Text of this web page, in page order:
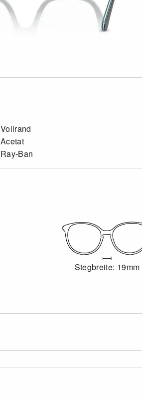
Vollrand
Acetat
Ray-Ban
Stegbreite: 19mm